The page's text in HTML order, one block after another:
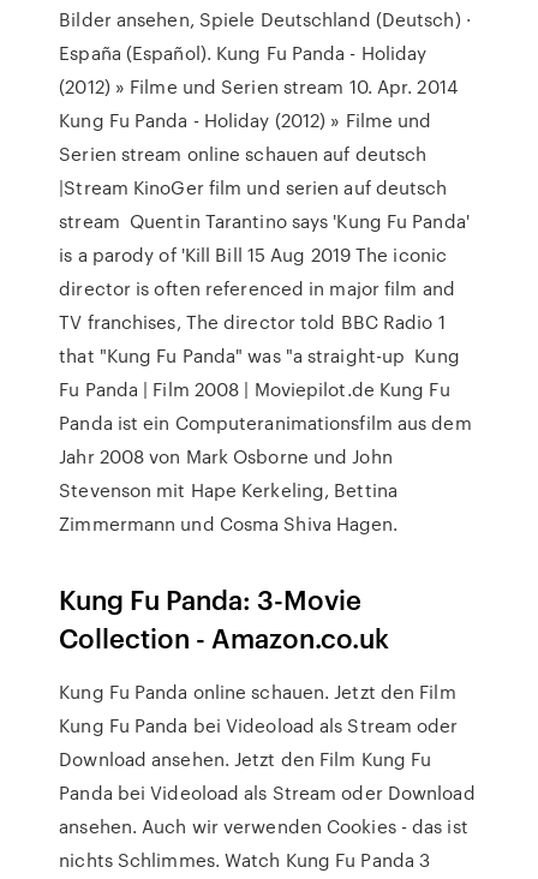
Bilder ansehen, Spiele Deutschland (Deutsch) ·
España (Español). Kung Fu Panda - Holiday
(2012) » Filme und Serien stream 10. Apr. 2014
Kung Fu Panda - Holiday (2012) » Filme und
Serien stream online schauen auf deutsch
|Stream KinoGer film und serien auf deutsch
stream Quentin Tarantino says 'Kung Fu Panda'
is a parody of 'Kill Bill 15 Aug 2019 The iconic
director is often referenced in major film and
TV franchises, The director told BBC Radio 1
that "Kung Fu Panda" was "a straight-up Kung
Fu Panda | Film 2008 | Moviepilot.de Kung Fu
Panda ist ein Computeranimationsfilm aus dem
Jahr 2008 von Mark Osborne und John
Stevenson mit Hape Kerkeling, Bettina
Zimmermann und Cosma Shiva Hagen.
Kung Fu Panda: 3-Movie
Collection - Amazon.co.uk
Kung Fu Panda online schauen. Jetzt den Film
Kung Fu Panda bei Videoload als Stream oder
Download ansehen. Jetzt den Film Kung Fu
Panda bei Videoload als Stream oder Download
ansehen. Auch wir verwenden Cookies - das ist
nichts Schlimmes. Watch Kung Fu Panda 3